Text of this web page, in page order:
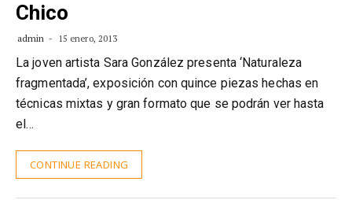
Chico
admin 15 enero, 2013
La joven artista Sara González presenta ‘Naturaleza
fragmentada’, exposición con quince piezas hechas en
técnicas mixtas y gran formato que se podrán ver hasta
el…
CONTINUE READING